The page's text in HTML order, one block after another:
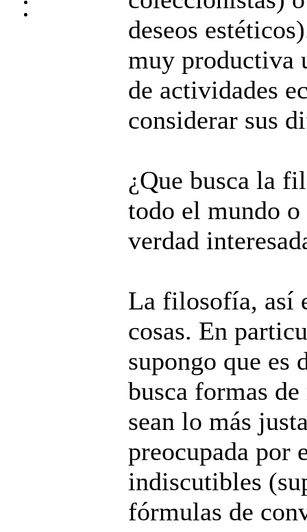
deseos
muy productiva
de actividades
considerar sus
¿Que busca la
todo el mundo
verdad
La filosofía, así
cosas. En
supongo que es
busca formas
sean lo más
preocupada por
indiscutibles
fórmulas de